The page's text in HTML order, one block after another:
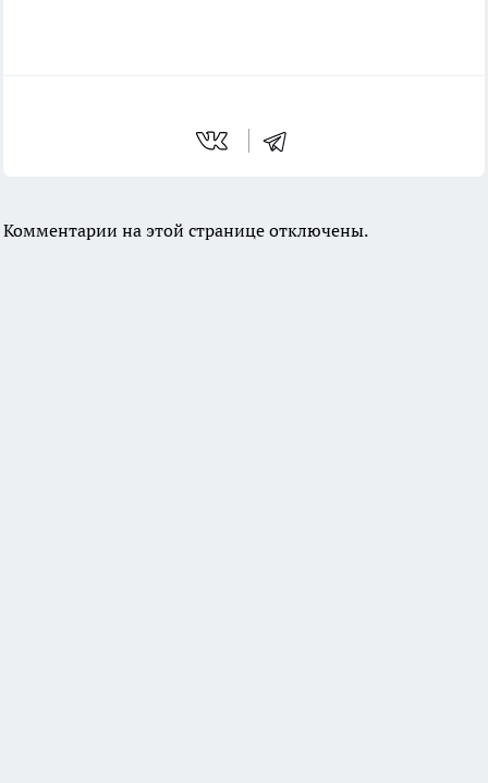
Комментарии на этой странице отключены.